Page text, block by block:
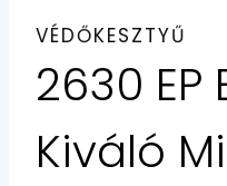
VÉDŐKESZTYŰ
2630 EP
Kiváló